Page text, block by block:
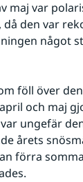
den var
något
och maj
ungefär
årets
förra